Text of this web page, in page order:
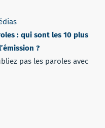
: qui sont les 10 plus
?
pas les paroles avec